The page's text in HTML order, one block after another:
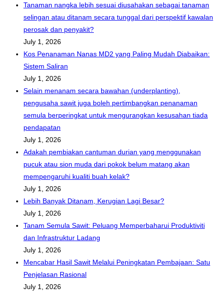
Tanaman nangka lebih sesuai diusahakan sebagai tanaman
selingan atau ditanam secara tunggal dari perspektif kawalan
perosak dan penyakit?
July 1, 2026
Kos Penanaman Nanas MD2 yang Paling Mudah Diabaikan:
Sistem Saliran
July 1, 2026
Selain menanam secara bawahan (underplanting),
pengusaha sawit juga boleh pertimbangkan penanaman
semula berperingkat untuk mengurangkan kesusahan tiada
pendapatan
July 1, 2026
Adakah pembiakan cantuman durian yang menggunakan
pucuk atau sion muda dari pokok belum matang akan
mempengaruhi kualiti buah kelak?
July 1, 2026
Lebih Banyak Ditanam, Kerugian Lagi Besar?
July 1, 2026
Tanam Semula Sawit: Peluang Memperbaharui Produktiviti
dan Infrastruktur Ladang
July 1, 2026
Mencabar Hasil Sawit Melalui Peningkatan Pembajaan: Satu
Penjelasan Rasional
July 1, 2026